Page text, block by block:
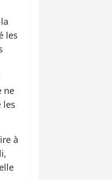
les
ne
les
à